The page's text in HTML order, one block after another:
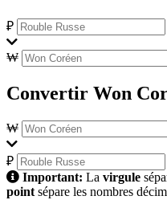
₽
₩
Convertir Won
₩
₽
Important: La virgule
point sépare les nombres